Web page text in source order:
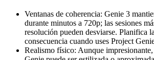
Ventanas de coherencia: Genie 3
durante minutos a 720p; las sesiones
resolución pueden desviarse. Planifica
consecuencia cuando uses Project
Realismo físico: Aunque